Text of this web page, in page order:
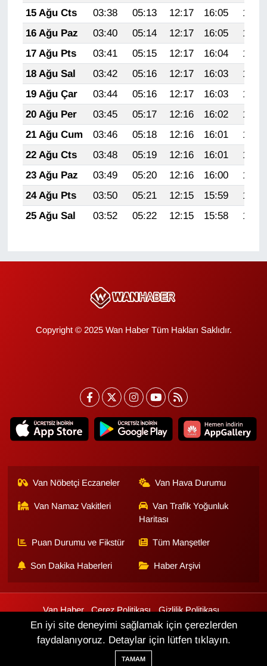
15 Ağu Cts
03:38 05:13 12:17 16:05
19:12
16 Ağu Paz
03:40 05:14 12:17 16:05
19:11
17 Ağu Pts
03:41 05:15 12:17 16:04
19:10
18 Ağu Sal
03:42 05:16 12:17 16:03
19:08
19 Ağu Çar
03:44 05:16 12:17 16:03
19:07
20 Ağu Per
03:45 05:17 12:16 16:02
19:05
21 Ağu Cum
03:46 05:18 12:16 16:01
19:04
22 Ağu Cts
03:48 05:19 12:16 16:01
19:03
23 Ağu Paz
03:49 05:20 12:16 16:00
19:01
24 Ağu Pts
03:50 05:21 12:15 15:59
19:00
25 Ağu Sal
03:52 05:22 12:15 15:58 18:58
Copyright © 2025 Wan Haber Tüm Hakları Saklıdır.
Van Nöbetçi Eczaneler Van Hava Durumu
Van Namaz Vakitleri
Van Trafik Yoğunluk
Haritası
Puan Durumu ve Fikstür Tüm Manşetler
Son Dakika Haberleri Haber Arşivi
Van Haber Çerez Politikası
Gizlilik Politikası
Üyelik Sözleşmesi
Veri Politikası Künye İletişim
Haber Yazılımı:TE Bilişim
En iyi site deneyimi sağlamak için çerezlerden
faydalanıyoruz. Detaylar için lütfen tıklayın.
TAMAM
Turizm
VAN'DA SPOR
Vasıta
YAŞAM
YEREL